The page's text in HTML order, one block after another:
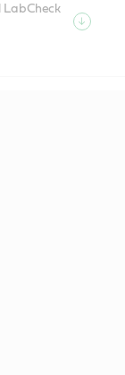
LabCheck